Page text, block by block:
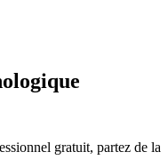
gratuit, partez de la